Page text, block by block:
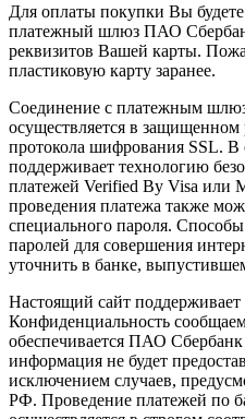
Для оплаты покупки Вы
платежный шлюз ПАО
реквизитов Вашей карты.
пластиковую карту заранее.
Соединение с платежным
осуществляется в
протокола шифрования SSL. В
поддерживает технологию
платежей Verified By Visa или
проведения платежа также
специального пароля.
паролей для совершения
уточнить в банке,
Настоящий сайт
Конфиденциальность
обеспечивается ПАО
информация не будет
исключением случаев,
РФ. Проведение платежей по